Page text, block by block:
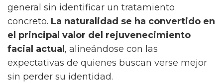
general sin identificar un tratamiento
concreto. La naturalidad se ha convertido en
el principal valor del rejuvenecimiento
facial actual , alineándose con las
expectativas de quienes buscan verse mejor
sin perder su identidad.